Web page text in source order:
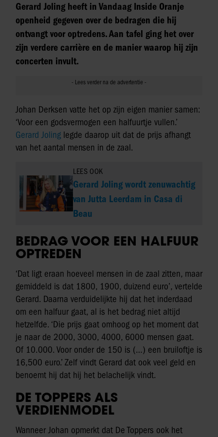
Gerard Joling heeft in Vandaag Inside Oranje
openheid gegeven over de bedragen die hij
ontvangt voor optredens. Aan tafel ging het over
zijn verdere carrière en de manier waarop hij zijn
concerten invult.
Johan Derksen vatte het op zijn eigen manier samen:
‘Voor een godsvermogen een halfuurtje vullen.’
Gerard Joling legde daarop uit dat de prijs afhangt
van het aantal mensen in de zaal.
LEES OOK
Gerard Joling wordt zenuwachtig
van Jutta Leerdam in Casa di
Beau
BEDRAG VOOR EEN HALFUUR
OPTREDEN
‘Dat ligt eraan hoeveel mensen in de zaal zitten, maar
gemiddeld is dat 1800, 1900, duizend euro’, vertelde
Gerard. Daarna verduidelijkte hij dat het inderdaad
om een halfuur gaat, al is het bedrag niet altijd
hetzelfde. ‘Die prijs gaat omhoog op het moment dat
je naar de 2000, 3000, 4000, 6000 mensen gaat.
Of 10.000. Voor onder de 150 is (…) een bruiloftje is
16,500 euro.’ Zelf vindt Gerard dat ook veel geld en
benoemt hij dat hij het belachelijk vindt.
DE TOPPERS ALS
VERDIENMODEL
Wanneer Johan opmerkt dat De Toppers ook het